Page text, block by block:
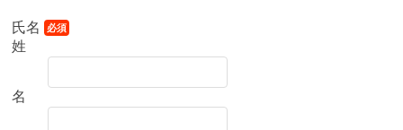
氏名 必須
姓
名